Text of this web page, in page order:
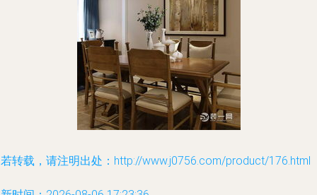
转载，请注明出处：http://www.j0756.com/product/176.html